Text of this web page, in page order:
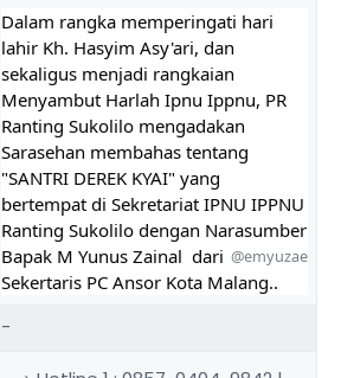
Dalam rangka memperingati hari
lahir Kh. Hasyim Asy'ari, dan
sekaligus menjadi rangkaian
Menyambut Harlah Ipnu Ippnu, PR
Ranting Sukolilo mengadakan
Sarasehan membahas tentang
"SANTRI DEREK KYAI" yang
bertempat di Sekretariat IPNU IPPNU
Ranting Sukolilo dengan Narasumber
Bapak M Yunus Zainal
@emyuzae
dari
Sekertaris PC Ansor Kota Malang..
-